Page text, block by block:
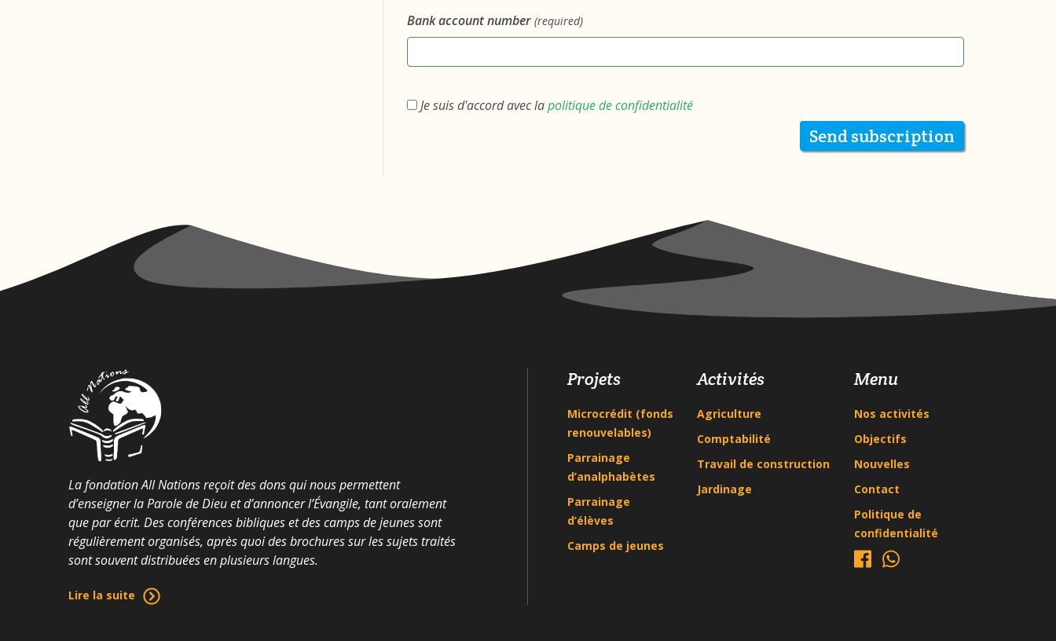
Bank account number (required)
Je suis d'accord avec lapolitique de confidentialité
Send subscription
La fondation All Nations reçoit des dons qui nous permettent
d’enseigner la Parole de Dieu et d’annoncer l’Évangile, tant oralement
que par écrit. Des conférences bibliques et des camps de jeunes sont
régulièrement organisés, après quoi des brochures sur les sujets traités
sont souvent distribuées en plusieurs langues.
Lire la suite
Projets
Microcrédit (fonds
renouvelables)
Parrainage
d’analphabètes
Parrainage
d’élèves
Camps de jeunes
Activités
Agriculture
Comptabilité
Travail de construction
Jardinage
Menu
Nos activités
Objectifs
Nouvelles
Contact
Politique de
confidentialité